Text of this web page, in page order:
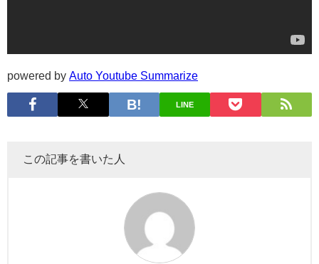
powered by Auto Youtube Summarize
LINE
この記事を書いた人